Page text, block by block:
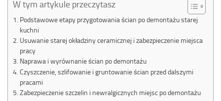
W tym artykule przeczytasz
Podstawowe etapy przygotowania ścian po demontażu starej
kuchni
Usuwanie starej okładziny ceramicznej i zabezpieczenie miejsca
pracy
Naprawa i wyrównanie ścian po demontażu
Czyszczenie, szlifowanie i gruntowanie ścian przed dalszymi
pracami
Zabezpieczenie szczelin i newralgicznych miejsc po demontażu